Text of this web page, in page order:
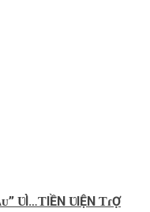
ƲÌ…ƬIỀN ƲIỆN ƬɾỢ